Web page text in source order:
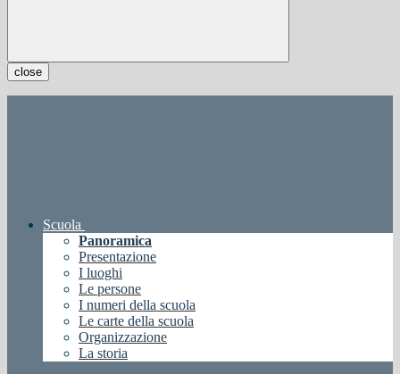
close
Scuola
Panoramica
Presentazione
I luoghi
Le persone
I numeri della scuola
Le carte della scuola
Organizzazione
La storia